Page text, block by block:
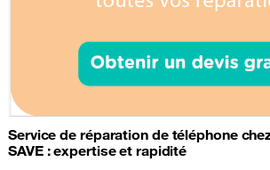
Service de réparation de téléphone
SAVE : expertise et rapidité